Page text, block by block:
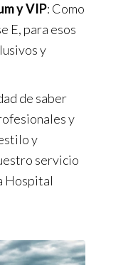
y VIP: Como
E, para esos
y
de saber
y
y
servicio
Hospital